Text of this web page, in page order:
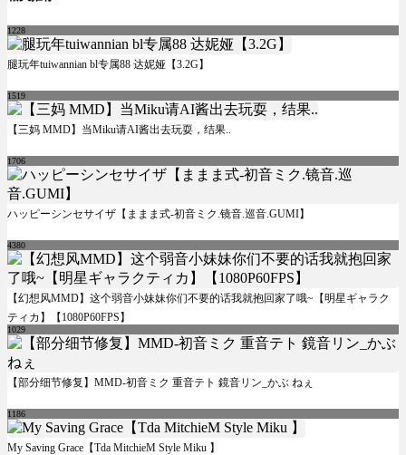
1228
腿玩年tuiwannian bl专属88 达妮娅【3.2G】
1519
【三妈 MMD】当Miku请AI酱出去玩耍，结果..
1706
ハッピーシンセサイザ【ままま式-初音ミク.镜音.巡音.GUMI】
4380
【幻想风MMD】这个弱音小妹妹你们不要的话我就抱回家了哦~【明星ギャラク
ティカ】【1080P60FPS】
1029
【部分细节修复】MMD-初音ミク 重音テト 鏡音リン_かぶ ねぇ
1186
My Saving Grace【Tda MitchieM Style Miku 】